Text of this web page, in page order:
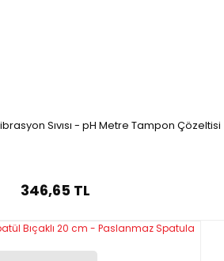
Sıvısı - pH Metre Tampon Çözeltisi
346,65 TL